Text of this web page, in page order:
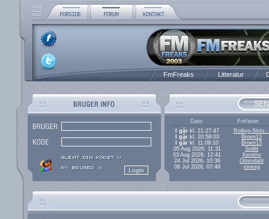
FmFreaks Litteratur
Dato
Forfatter
I gårkl. 21:27:47
Rolling-
I gårkl. 20:58:03
Broen13
I går kl. 11:09:10
Broen13
05 Aug 2026, 11:31
Snilld
03 Aug 2026, 12:41
Kenitho
24 Jul 2026, 10:36
Ottendahl
06 Jul 2026, 07:49
jonesg